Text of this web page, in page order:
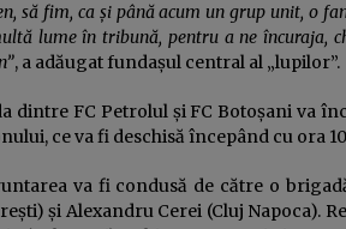
să fim, ca și până acum un grup unit, o
lume în tribună, pentru a ne încuraja,
, a adăugat fundașul central al „lupilor”.
dintre FC Petrolul și FC Botoșani va
ce va fi deschisă începând cu ora
va fi condusă de către o
și Alexandru Cerei (Cluj Napoca).